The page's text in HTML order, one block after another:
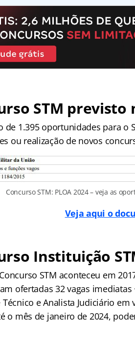
STM previsto
de 1.395 oportunidades para
ou realização de novos
Concurso STM: PLOA 2024 – veja as
Veja aqui o
Instituição
STM aconteceu em
ofertadas 32 vagas
Técnico e Analista Judiciário
o mês de janeiro de 2024,